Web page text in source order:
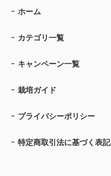
ホーム
カテゴリ一覧
キャンペーン一覧
栽培ガイド
プライバシーポリシー
特定商取引法に基づく表記